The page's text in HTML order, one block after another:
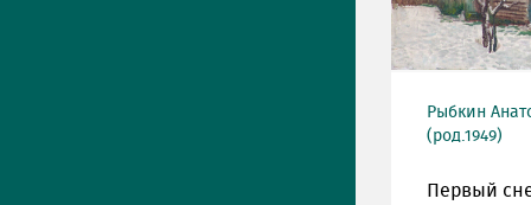
Рыбкин
(род.1949)
Первый